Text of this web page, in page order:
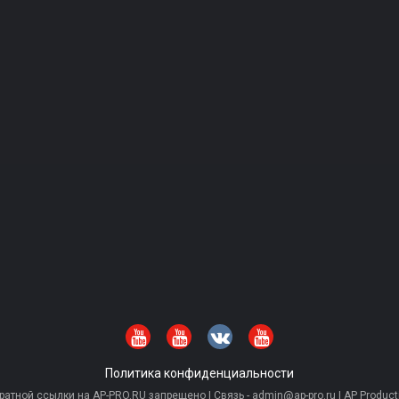
Политика конфиденциальности
ссылки на AP-PRO.RU запрещено | Связь - admin@ap-pro.ru | AP